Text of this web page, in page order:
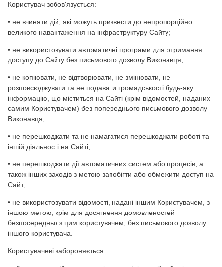
Користувач зобов'язується:
• не вчиняти дій, які можуть призвести до непропорційно
великого навантаження на інфраструктуру Сайту;
• не використовувати автоматичні програми для отримання
доступу до Сайту без письмового дозволу Виконавця;
• не копіювати, не відтворювати, не змінювати, не
розповсюджувати та не подавати громадськості будь-яку
інформацію, що міститься на Сайті (крім відомостей, наданих
самим Користувачем) без попереднього письмового дозволу
Виконавця;
• не перешкоджати та не намагатися перешкоджати роботі та
іншій діяльності на Сайті;
• не перешкоджати дії автоматичних систем або процесів, а
також інших заходів з метою запобігти або обмежити доступ на
Сайт;
• не використовувати відомості, надані іншим Користувачем, з
іншою метою, крім для досягнення домовленостей
безпосередньо з цим користувачем, без письмового дозволу
іншого користувача.
Користувачеві забороняється: